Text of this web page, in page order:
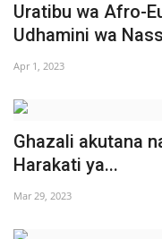
Language
English
French
Uratibu wa Afro-
Udhamini wa
Apr 1, 2023
Ghazali akutana
Harakati ya...
Mar 29, 2023